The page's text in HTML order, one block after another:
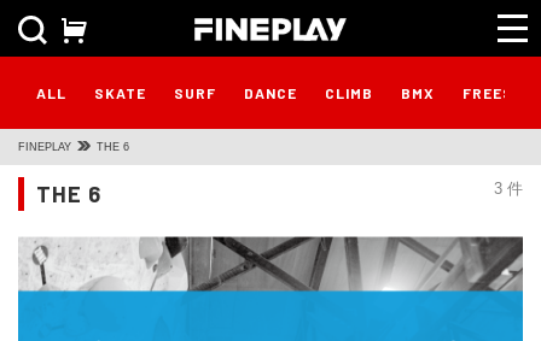
ALL SKATE SURF DANCE CLIMB BMX
FINEPLAY THE 6
3 件
THE 6